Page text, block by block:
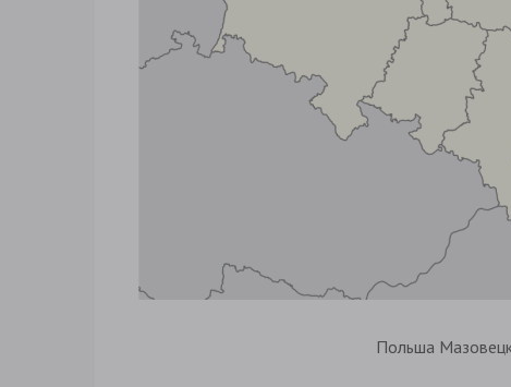
Польша